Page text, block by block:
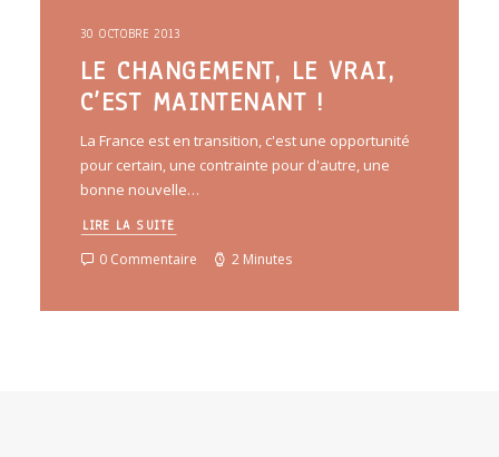
30 OCTOBRE 2013
LE CHANGEMENT, LE VRAI,
C’EST MAINTENANT !
La France est en transition, c'est une opportunité
pour certain, une contrainte pour d'autre, une
bonne nouvelle…
LIRE LA SUITE
0 Commentaire 2 Minutes